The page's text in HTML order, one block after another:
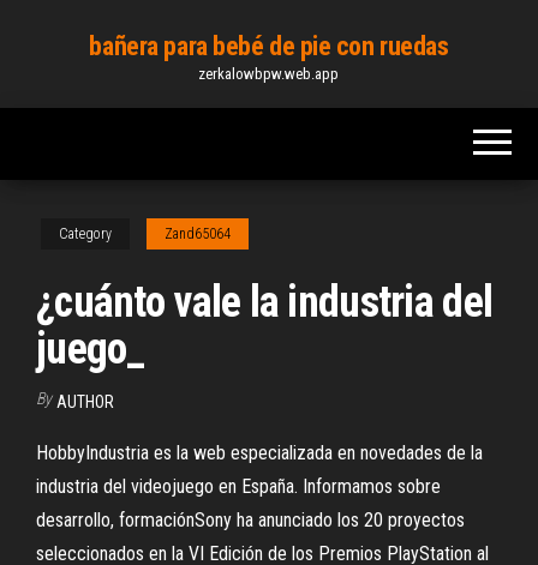
content
bañera para bebé de pie con ruedas
zerkalowbpw.web.app
Category Zand65064
¿cuánto vale la industria del
juego_
By AUTHOR
HobbyIndustria es la web especializada en novedades de la
industria del videojuego en España. Informamos sobre
desarrollo, formaciónSony ha anunciado los 20 proyectos
seleccionados en la VI Edición de los Premios PlayStation al